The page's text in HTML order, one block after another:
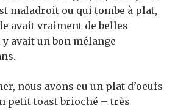
maladroit ou qui tombe à plat,
avait vraiment de belles
avait un bon mélange
nous avons eu un plat d’oeufs
petit toast brioché – très